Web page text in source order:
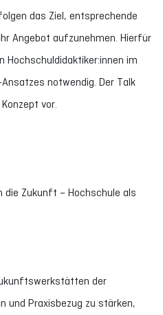
das Ziel, entsprechende
Angebot aufzunehmen. Hierfür
Hochschuldidaktiker:innen im
notwendig. Der Talk
vor.
Zukunft – Hochschule als
der
und Praxisbezug zu stärken,